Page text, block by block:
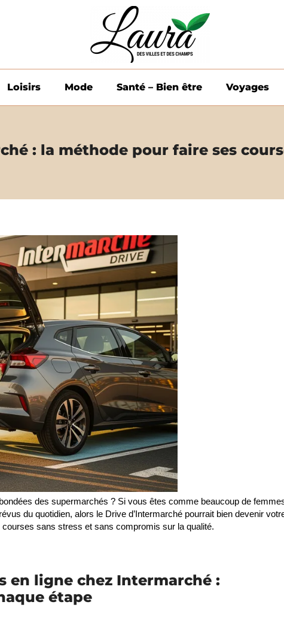
Loisirs Mode Santé – Bien être Voyages
: la méthode pour faire ses
des supermarchés ? Si vous êtes comme beaucoup de
du quotidien, alors le Drive d’Intermarché pourrait bien devenir
sans stress et sans compromis sur la qualité.
en ligne chez Intermarché :
étape